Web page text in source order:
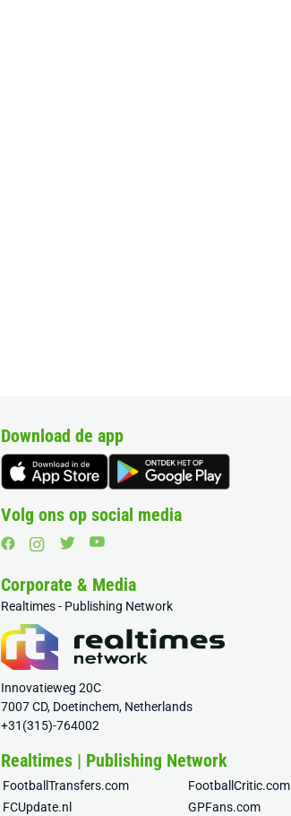
Download de app
Volg ons op social media
Corporate & Media
Realtimes - Publishing Network
Innovatieweg 20C
7007 CD, Doetinchem, Netherlands
+31(315)-764002
Realtimes | Publishing Network
FootballTransfers.com
FootballCritic.com
FCUpdate.nl
GPFans.com